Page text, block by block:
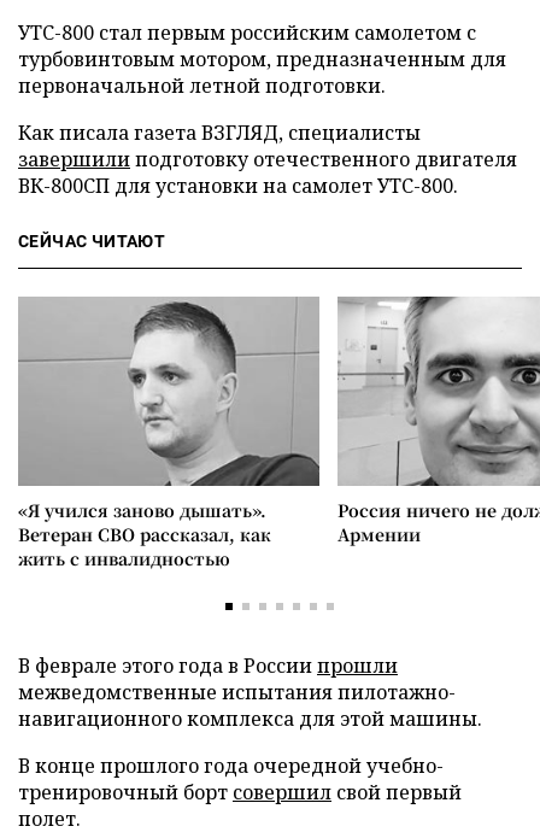
УТС-800 стал первым российским самолетом с
турбовинтовым мотором, предназначенным для
первоначальной летной подготовки.
Как писала газета ВЗГЛЯД, специалисты
завершилиподготовку отечественного двигателя
ВК-800СП для установки на самолет УТС-800.
СЕЙЧАС ЧИТАЮТ
«Я учился заново дышать».
Ветеран СВО рассказал, как
жить с инвалидностью
Россия ничего не
Армении
В феврале этого года в Россиипрошли
межведомственные испытания пилотажно-
навигационного комплекса для этой машины.
В конце прошлого года очередной учебно-
тренировочный борт совершил свой первый
полет.